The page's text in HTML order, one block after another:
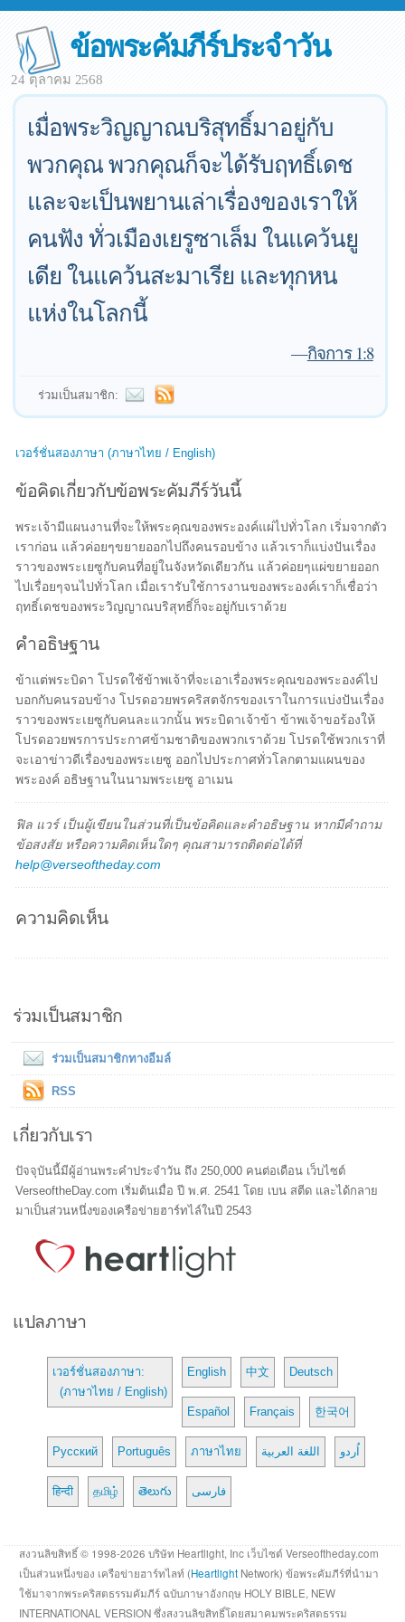
ข้อพระคัมภีร์ประจำวัน
24 ตุลาคม 2568
เมื่อพระวิญญาณบริสุทธิ์มาอยู่กับ
พวกคุณ พวกคุณก็จะได้รับฤทธิ์เดช
และจะเป็นพยานเล่าเรื่องของเราให้
คนฟัง ทั่วเมืองเยรูซาเล็ม ในแคว้นยู
เดีย ในแคว้นสะมาเรีย และทุกหน
แห่งในโลกนี้
—กิจการ 1:8
ร่วมเป็นสมาชิก:
เวอร์ชั่นสองภาษา (ภาษาไทย / English)
ข้อคิดเกี่ยวกับข้อพระคัมภีร์วันนี้
พระเจ้ามีแผนงานที่จะให้พระคุณของพระองค์แผ่ไปทั่วโลก เริ่มจากตัว
เราก่อน แล้วค่อยๆขยายออกไปถึงคนรอบข้าง แล้วเราก็แบ่งปันเรื่อง
ราวของพระเยซูกับคนที่อยู่ในจังหวัดเดียวกัน แล้วค่อยๆแผ่ขยายออก
ไปเรื่อยๆจนไปทั่วโลก เมื่อเรารับใช้การงานของพระองค์เราก็เชื่อว่า
ฤทธิ์เดชของพระวิญญาณบริสุทธิ์ก็จะอยู่กับเราด้วย
คำอธิษฐาน
ข้าแต่พระบิดา โปรดใช้ข้าพเจ้าที่จะเอาเรื่องพระคุณของพระองค์ไป
บอกกับคนรอบข้าง โปรดอวยพรคริสตจักรของเราในการแบ่งปันเรื่อง
ราวของพระเยซูกับคนละแวกนั้น พระบิดาเจ้าข้า ข้าพเจ้าขอร้องให้
โปรดอวยพรการประกาศข้ามชาติของพวกเราด้วย โปรดใช้พวกเราที่
จะเอาข่าวดีเรื่องของพระเยซู ออกไปประกาศทั่วโลกตามแผนของ
พระองค์ อธิษฐานในนามพระเยซู อาเมน
ฟิล แวร์ เป็นผู้เขียนในส่วนที่เป็นข้อคิดและคำอธิษฐาน หากมีคำถาม
ข้อสงสัย หรือความคิดเห็นใดๆ คุณสามารถติดต่อได้ที่
help@verseoftheday.com
ความคิดเห็น
ร่วมเป็นสมาชิก
ร่วมเป็นสมาชิกทางอีมล์
RSS
เกี่ยวกับเรา
ปัจจุบันนี้มีผู้อ่านพระคำประจำวัน ถึง 250,000 คนต่อเดือน เว็บไซต์
VerseoftheDay.com เริ่มต้นเมื่อ ปี พ.ศ. 2541 โดย เบน สตีด และได้กลาย
มาเป็นส่วนหนึ่งของเครือข่ายฮาร์ทไล์ในปี 2543
แปลภาษา
เวอร์ชั่นสองภาษา:
(ภาษาไทย / English)
English 中文 Deutsch
Español Français 한국어
Русский Português ภาษาไทย اللغة العربية اُردو
हिन्दी தமிழ் తెలుగు فارسی
สงวนลิขสิทธิ์ © 1998-2026 บริษัท Heartlight, Inc เว็บไซต์ Verseoftheday.com
เป็นส่วนหนึ่งของ เครือข่ายฮาร์ทไลท์ (Heartlight Network) ข้อพระคัมภีร์ที่นำมา
ใช้มาจากพระคริสตธรรมคัมภีร์ ฉบับภาษาอังกฤษ HOLY BIBLE, NEW
INTERNATIONAL VERSION ซึ่งสงวนลิขสิทธิ์โดยสมาคมพระคริสตธรรม